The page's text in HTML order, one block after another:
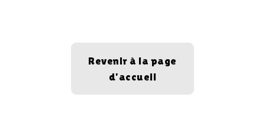
Revenir à la page
d’accueil